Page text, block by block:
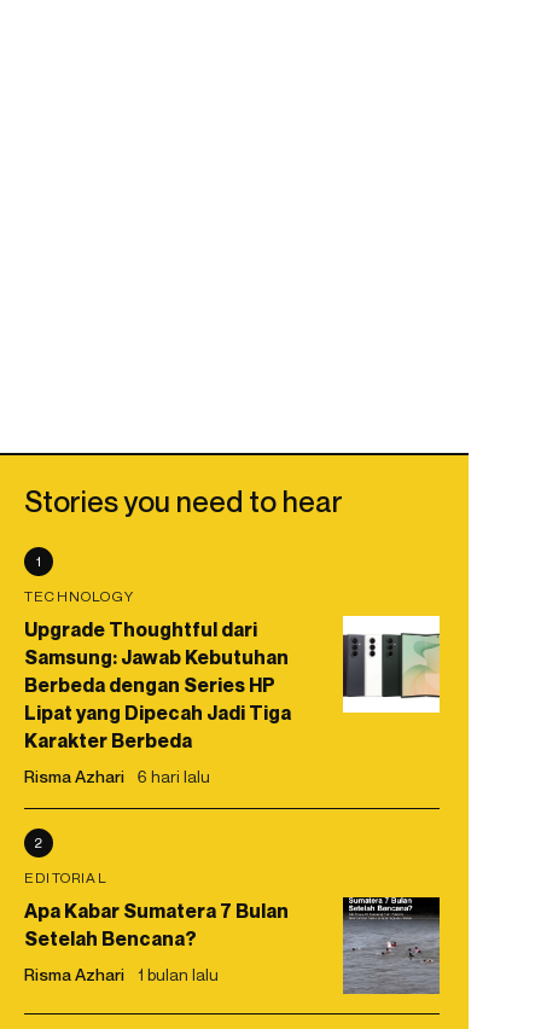
Stories you need to hear
1
TECHNOLOGY
Upgrade Thoughtful dari
Samsung: Jawab Kebutuhan
Berbeda dengan Series HP
Lipat yang Dipecah Jadi Tiga
Karakter Berbeda
Risma Azhari 6 hari lalu
2
EDITORIAL
Apa Kabar Sumatera 7 Bulan
Setelah Bencana?
Risma Azhari 1 bulan lalu